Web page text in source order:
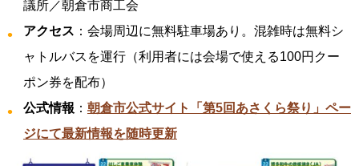
議所／朝倉市商工会
アクセス ：会場周辺に無料駐車場あり。混雑時は無料シ
ャトルバスを運行（利用者には会場で使える100円クー
ポン券を配布）
公式情報 ： 朝倉市公式サイト「第5回あさくら祭り」ペー
ジにて最新情報を随時更新